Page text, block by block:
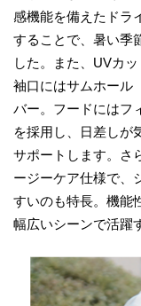
感機能を備えたドラ
することで、暑い季
した。また、UVカ
袖口にはサムホール
バー。フードにはフ
を採用し、日差しが
サポートします。さ
ージーケア仕様で、
すいのも特長。機能
幅広いシーンで活躍